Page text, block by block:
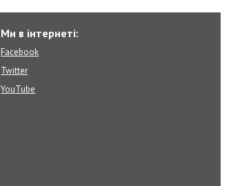
Ми в інтернеті:
Facebook
Twitter
YouTube